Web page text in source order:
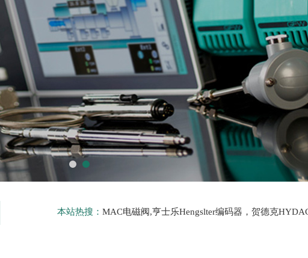
本站热搜： MAC电磁阀,亨士乐Hengslter编码器，贺德克